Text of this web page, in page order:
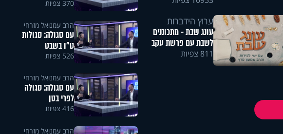
ערוץ הידברות
עונג שבת - מתכוננים
לשבת עם פרשת עקב
811 צפיות
370 צפיות
הרב עמנואל מזרחי
עם סגולה: סגולות
ט"ו בשבט
526 צפיות
הרב עמנואל מזרחי
עם סגולה: סגולה
לפרי בטן
416 צפיות
הרב עמנואל מזרחי